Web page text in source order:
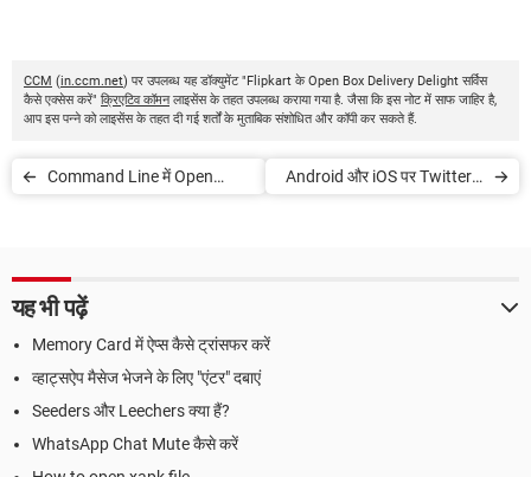
CCM (in.ccm.net) पर उपलब्ध यह डॉक्युमेंट "Flipkart के Open Box Delivery Delight सर्विस
कैसे एक्सेस करें" क्रिएटिव कॉमनलाइसेंस के तहत उपलब्ध कराया गया है. जैसा कि इस नोट में साफ जाहिर है,
आप इस पन्ने को लाइसेंस के तहत दी गई शर्तों के मुताबिक संशोधित और कॉपी कर सकते हैं.
Command Line में Open
Android और iOS पर Twitter में
यह भी पढ़ें
Memory Card में ऐप्स कैसे ट्रांसफर करें
व्हाट्सऐप मैसेज भेजने के लिए "एंटर" दबाएं
Seeders और Leechers क्या हैं?
WhatsApp Chat Mute कैसे करें